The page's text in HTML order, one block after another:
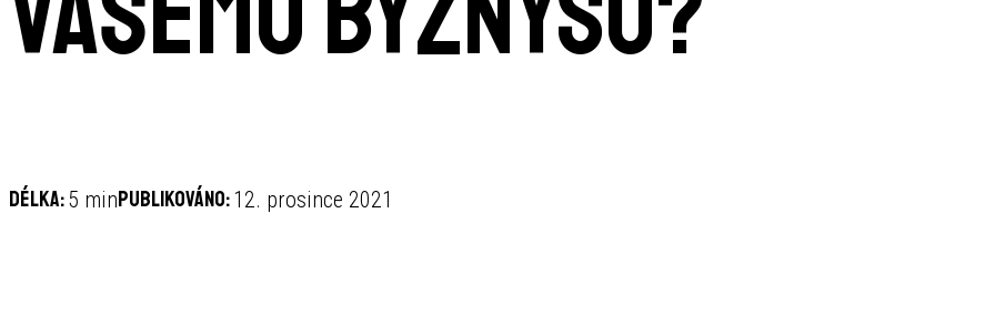
Délka:5 minPublikováno:12. prosince 2021